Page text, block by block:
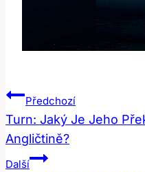
Navigace
Pro
Příspěvek
Předchozí
Turn: Jaký Je Jeho
Angličtině?
Další